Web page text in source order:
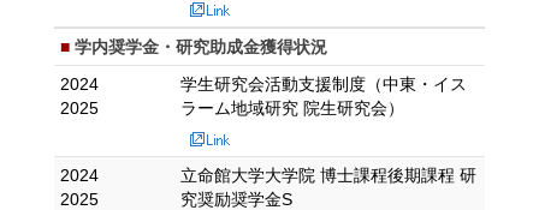
学内奨学金・研究助成金獲得状況
2024
2025
学生研究会活動支援制度（中東・イス
ラーム地域研究 院生研究会）
2024
2025
立命館大学大学院 博士課程後期課程 研
究奨励奨学金S